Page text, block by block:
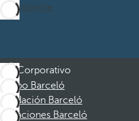
Suscribirme
Corporativo
Grupo Barceló
Fundación Barceló
Vacaciones Barceló